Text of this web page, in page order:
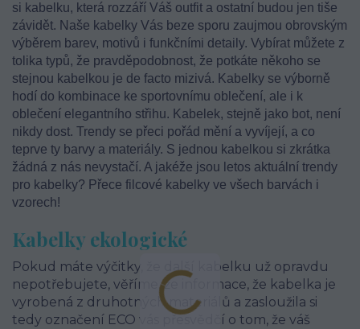
si kabelku, která rozzáří Váš outfit a ostatní budou jen tiše
závidět. Naše kabelky Vás beze sporu zaujmou obrovským
výběrem barev, motivů i funkčními detaily. Vybírat můžete z
tolika typů, že pravděpodobnost, že potkáte někoho se
stejnou kabelkou je de facto mizivá. Kabelky se výborně
hodí do kombinace ke sportovnímu oblečení, ale i k
oblečení elegantního střihu. Kabelek, stejně jako bot, není
nikdy dost. Trendy se přeci pořád mění a vyvíjejí, a co
teprve ty barvy a materiály. S jednou kabelkou si zkrátka
žádná z nás nevystačí. A jakéže jsou letos aktuální trendy
pro kabelky? Přece filcové kabelky ve všech barvách i
vzorech!
Kabelky ekologické
Pokud máte výčitky, že další kabelku už opravdu
nepotřebujete, věříme, že informace, že kabelka je
vyrobená z druhotných materiálů a zasloužila si
tedy označení ECO vás přesvědčí o tom, že váš